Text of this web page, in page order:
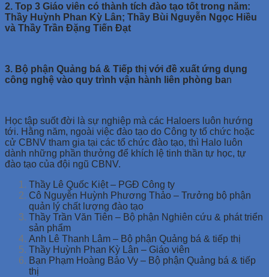
2. Top 3 Giáo viên có thành tích đào tạo tốt trong năm:
Thầy Huỳnh Phan Kỳ Lân; Thầy Bùi Nguyễn Ngọc Hiều
và Thầy Trần Đặng Tiến Đạt
3. Bộ phận Quảng bá & Tiếp thị với đề xuất ứng dụng
công nghệ vào quy trình vận hành liên phòng ban
Học tập suốt đời là sự nghiệp mà các Haloers luôn hướng
tới. Hằng năm, ngoài việc đào tạo do Công ty tổ chức hoặc
cử CBNV tham gia tại các tổ chức đào tạo, thì Halo luôn
dành những phần thưởng để khích lệ tinh thần tự học, tự
đào tạo của đội ngũ CBNV.
Thầy Lê Quốc Kiệt – PGĐ Công ty
Cô Nguyễn Huỳnh Phương Thảo – Trưởng bộ phận
quản lý chất lượng đào tạo
Thầy Trần Văn Tiên – Bộ phận Nghiên cứu & phát triển
sản phẩm
Anh Lê Thanh Lâm – Bộ phận Quảng bá & tiếp thị
Thầy Huỳnh Phan Kỳ Lân – Giáo viên
Bạn Phạm Hoàng Bảo Vy – Bộ phận Quảng bá & tiếp
thị